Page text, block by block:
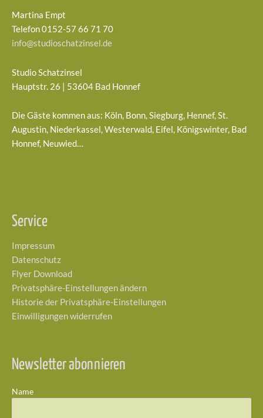
Martina Empt
Telefon 0152-57 66 71 70
info@studioschatzinsel.de
Studio Schatzinsel
Hauptstr. 26 | 53604 Bad Honnef
Die Gäste kommen aus: Köln, Bonn, Siegburg, Hennef, St.
Augustin, Niederkassel, Westerwald, Eifel, Königswinter, Bad
Honnef, Neuwied…
Service
Impressum
Datenschutz
Flyer Download
Privatsphäre-Einstellungen ändern
Historie der Privatsphäre-Einstellungen
Einwilligungen widerrufen
Newsletter abonnieren
Name